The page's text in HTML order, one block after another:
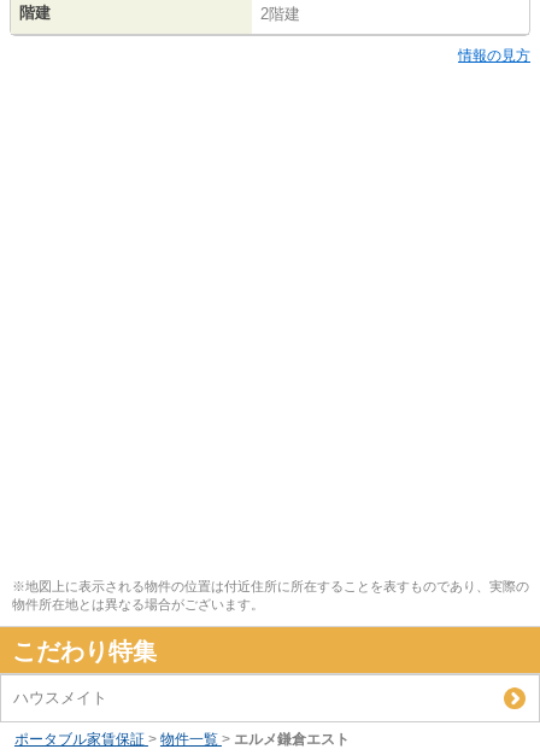
階建 2階建
情報の見方
※地図上に表示される物件の位置は付近住所に所在することを表すものであり、実際の
物件所在地とは異なる場合がございます。
こだわり特集
ハウスメイト
ポータブル家賃保証 > 物件一覧 > エルメ鎌倉エスト